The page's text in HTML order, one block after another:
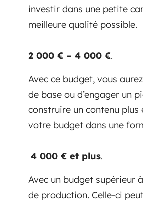
investir dans une petite
meilleure qualité possible.
2 000 € – 4 000 €.
Avec ce budget, vous
de base ou d’engager un
construire un contenu plus
votre budget dans une
4 000 € et plus.
Avec un budget supérieur
de production. Celle-ci